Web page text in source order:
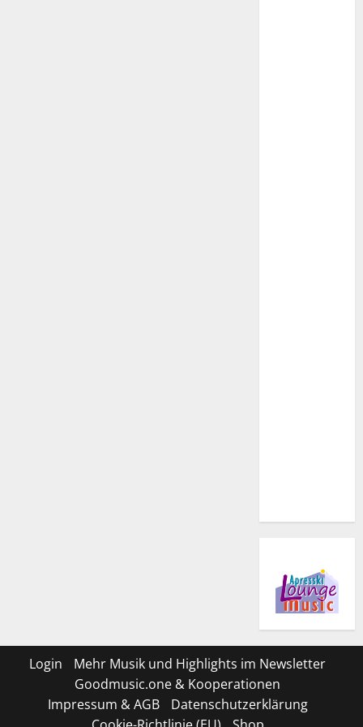
Login
Mehr Musik und Highlights im Newsletter
Goodmusic.one & Kooperationen
Impressum & AGB
Datenschutzerklärung